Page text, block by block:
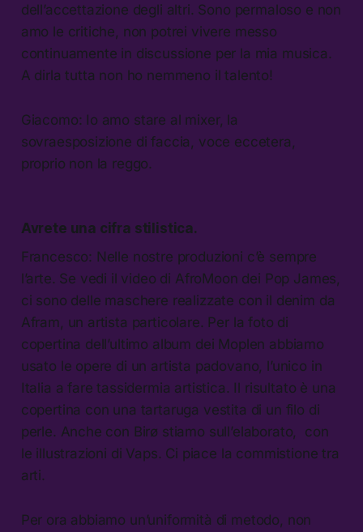
dell’accettazione degli altri. Sono permaloso e non
amo le critiche, non potrei vivere messo
continuamente in discussione per la mia musica.
A dirla tutta non ho nemmeno il talento!
Giacomo: Io amo stare al mixer, la
sovraesposizione di faccia, voce eccetera,
proprio non la reggo.
Avrete una cifra stilistica.
Francesco: Nelle nostre produzioni c’è sempre
l’arte. Se vedi il video di AfroMoon dei Pop James,
ci sono delle maschere realizzate con il denim da
Afram, un artista particolare. Per la foto di
copertina dell’ultimo album dei Moplen abbiamo
usato le opere di un artista padovano, l’unico in
Italia a fare tassidermia artistica. Il risultato è una
copertina con una tartaruga vestita di un filo di
perle. Anche con Birø stiamo sull’elaborato, con
le illustrazioni di Vaps. Ci piace la commistione tra
arti.
Per ora abbiamo un’uniformità di metodo, non